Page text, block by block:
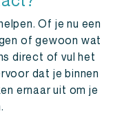
Of je nu een
of gewoon wat
direct of vul het
dat je binnen
ernaar uit om je